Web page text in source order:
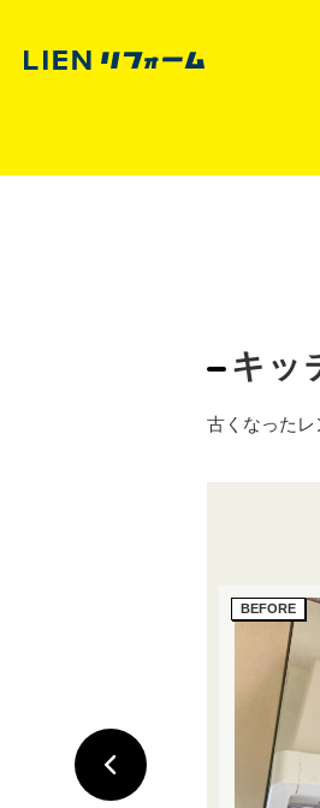
キッ
古くなったレ